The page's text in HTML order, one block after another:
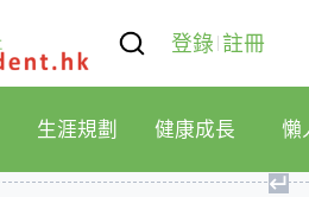
登錄 註冊
生涯規劃 健康成長 懶
↵